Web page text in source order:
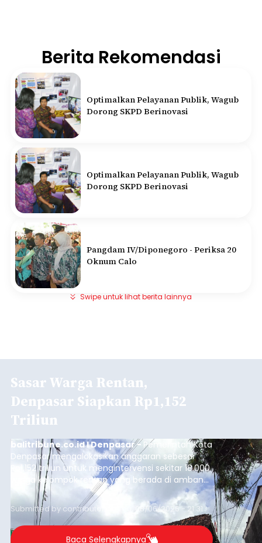
Berita Rekomendasi
Optimalkan Pelayanan Publik, Wagub
Dorong SKPD Berinovasi
Optimalkan Pelayanan Publik, Wagub
Dorong SKPD Berinovasi
Pangdam IV/Diponegoro - Periksa 20
Oknum Calo
Swipe untuk lihat berita lainnya
Sasar Warga Rentan,
Denpasar Siapkan Rp1,152
Triliun
balitribune.co.id I Denpasar - Pemerintah Kota
Denpasar mengalokasikan anggaran sebesar
Rp1,152 triliun untuk mengintervensi sekitar 18.000
warga kelompok rentan yang berada di ambang
garis kemiskinan. Langkah strategis ini diambil
guna menjaga masyarakat yang berada pada
kelompok desil 5 dan 6 tersebut agar tidak
merosot ke kategori miskin.
Submitted by contributor Thu, 08/06/2026 - 21:31
Baca Selengkapnya